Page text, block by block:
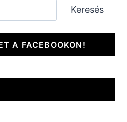
Keresés
A FACEBOOKON!